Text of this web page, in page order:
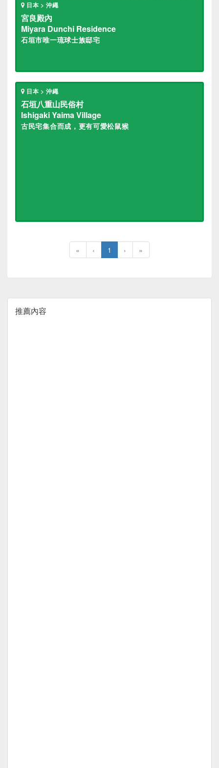
日本 > 沖繩
宮良殿內
Miyara Dunchi Residence
石垣市唯一琉球士族邸宅
日本 > 沖繩
石垣八重山民俗村
Ishigaki Yaima Village
古民宅集合而成，更有可愛松鼠猴
« ‹ 1 › »
推薦內容